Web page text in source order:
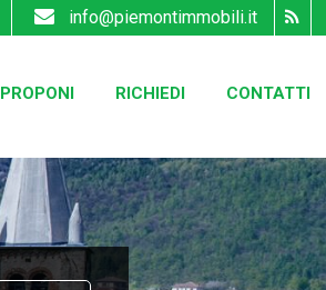
PROPONI RICHIEDI CONTATTI
info@piemontimmobili.it